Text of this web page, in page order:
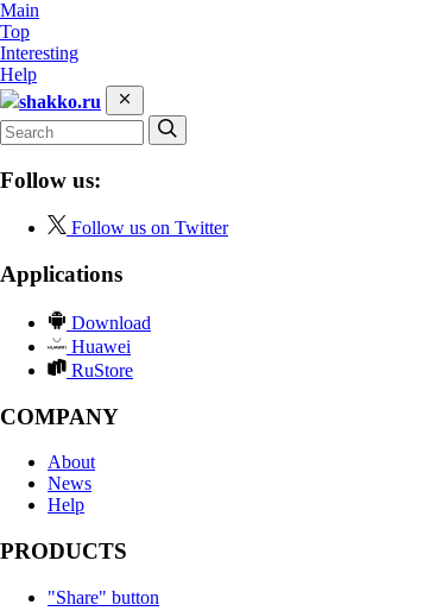
Main
Top
Interesting
Help
shakko.ru
Follow us:
Follow us on Twitter
Applications
Download
Huawei
RuStore
COMPANY
About
News
Help
PRODUCTS
"Share" button